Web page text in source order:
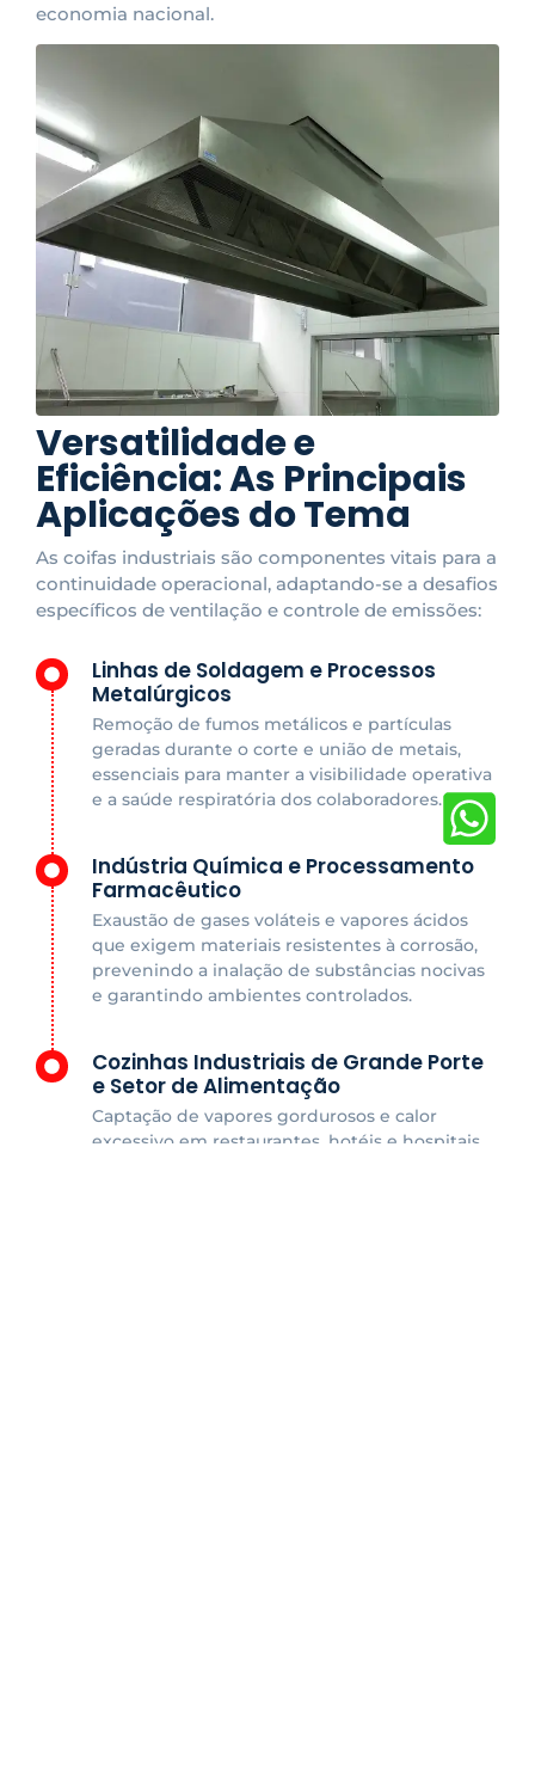
economia nacional.
Versatilidade e
Eficiência: As Principais
Aplicações do Tema
As coifas industriais são componentes vitais para a
continuidade operacional, adaptando-se a desafios
específicos de ventilação e controle de emissões:
Linhas de Soldagem e Processos
Metalúrgicos
Remoção de fumos metálicos e partículas
geradas durante o corte e união de metais,
essenciais para manter a visibilidade operativa
e a saúde respiratória dos colaboradores.
Indústria Química e Processamento
Farmacêutico
Exaustão de gases voláteis e vapores ácidos
que exigem materiais resistentes à corrosão,
prevenindo a inalação de substâncias nocivas
e garantindo ambientes controlados.
Cozinhas Industriais de Grande Porte
e Setor de Alimentação
Captação de vapores gordurosos e calor
excessivo em restaurantes, hotéis e hospitais,